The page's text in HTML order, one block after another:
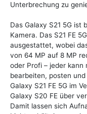
Unterbrechung zu
Das Galaxy S21 5G ist
Kamera. Das S21 FE
ausgestattet, wobei
von 64 MP auf 8 MP
oder Profi – jeder kann
bearbeiten, posten
Galaxy S21 FE 5G im
Galaxy S20 FE über
Damit lassen sich